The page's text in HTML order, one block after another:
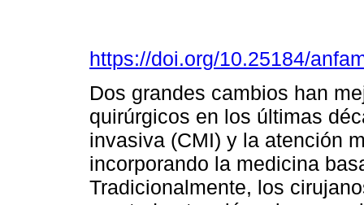
https://doi.org/10.25184/
Dos grandes cambios han
quirúrgicos en los últimas
invasiva (CMI) y la atención
incorporando la medicina
Tradicionalmente, los